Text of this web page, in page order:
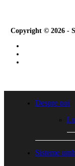
Copyright © 2026 -
Despre noi
Sisteme